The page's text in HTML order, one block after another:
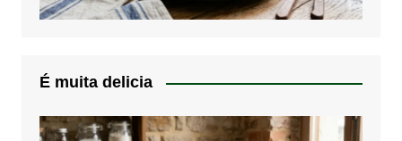
É muita delicia